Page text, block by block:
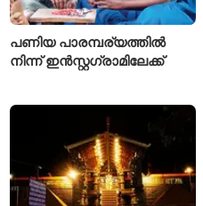
പണിയ പാരമ്പര്യത്തിൽ
നിന്ന് ഇൻസ്റ്റഗ്രാമിലേക്ക്